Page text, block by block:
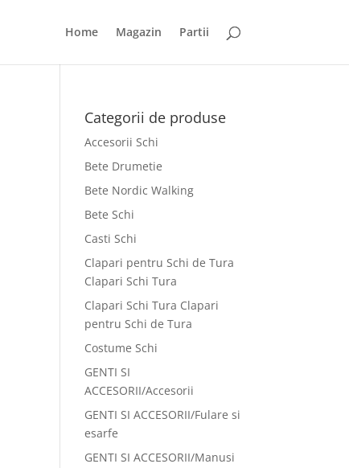
Home Magazin Partii
Categorii de produse
Accesorii Schi
Bete Drumetie
Bete Nordic Walking
Bete Schi
Casti Schi
Clapari pentru Schi de Tura
Clapari Schi Tura
Clapari Schi Tura Clapari
pentru Schi de Tura
Costume Schi
GENTI SI
ACCESORII/Accesorii
GENTI SI ACCESORII/Fulare si
esarfe
GENTI SI ACCESORII/Manusi